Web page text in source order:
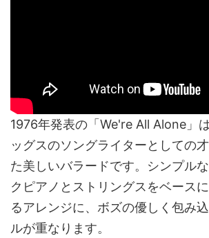
1976年発表の「We're All Alone」
ッグスのソングライターとしての
た美しいバラードです。シンプル
クピアノとストリングスをベース
るアレンジに、ボズの優しく包み
ルが重なります。